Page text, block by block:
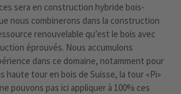
sera en construction hybride bois-
nous combinerons dans la construction
renouvelable qu’est le bois avec
éprouvés. Nous accumulons
dans ce domaine, notamment pour
haute tour en bois de Suisse, la tour «Pi»
pouvons pas ici appliquer à 100% ces